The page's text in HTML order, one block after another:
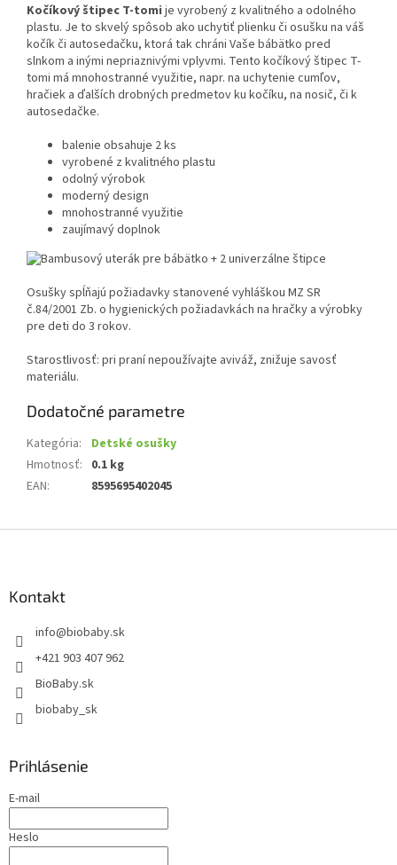
Kočíkový štipec T-tomi je vyrobený z kvalitného a odolného
plastu. Je to skvelý spôsob ako uchytiť plienku či osušku na váš
kočík či autosedačku, ktorá tak chráni Vaše bábätko pred
slnkom a inými nepriaznivými vplyvmi. Tento kočíkový štipec T-
tomi má mnohostranné využitie, napr. na uchytenie cumľov,
hračiek a ďalších drobných predmetov ku kočíku, na nosič, či k
autosedačke.
balenie obsahuje 2 ks
vyrobené z kvalitného plastu
odolný výrobok
moderný design
mnohostranné využitie
zaujímavý doplnok
Osušky spĺňajú požiadavky stanovené vyhláškou MZ SR
č.84/2001 Zb. o hygienických požiadavkách na hračky a výrobky
pre deti do 3 rokov.
Starostlivosť: pri praní nepoužívajte aviváž, znižuje savosť
materiálu.
Dodatočné parametre
Kategória:
Detské osušky
Hmotnosť: 0.1 kg
EAN: 8595695402045
Kontakt
info@biobaby.sk
+421 903 407 962
BioBaby.sk
biobaby_sk
Prihlásenie
E-mail
Heslo